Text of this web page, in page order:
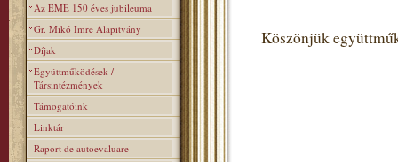
Az EME 150 éves jubileuma
Gr. Mikó Imre Alapitvány
Díjak
Együttműködések /
Társintézmények
Támogatóink
Linktár
Raport de autoevaluare
Köszönjük